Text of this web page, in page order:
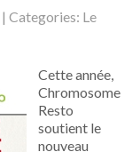
| Categories: Le
Cette année,
Chromosome
Resto
soutient le
nouveau